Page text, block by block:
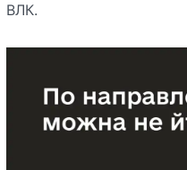
ВЛК.